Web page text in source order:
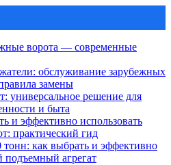
ворота — современные
обслуживание зарубежных
замены
универсальное решение для
и быта
и эффективно использовать
практический гид
тонн: как выбрать и эффективно
агрегат